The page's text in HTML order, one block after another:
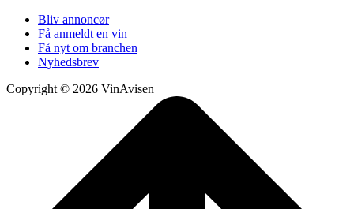
Bliv annoncør
Få anmeldt en vin
Få nyt om branchen
Nyhedsbrev
Copyright © 2026 VinAvisen